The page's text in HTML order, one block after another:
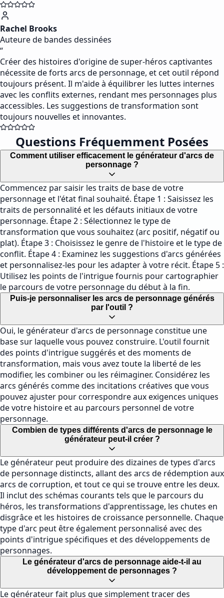
Rachel Brooks
Auteure de bandes dessinées
“
Créer des histoires d'origine de super-héros captivantes
nécessite de forts arcs de personnage, et cet outil répond
toujours présent. Il m'aide à équilibrer les luttes internes
avec les conflits externes, rendant mes personnages plus
accessibles. Les suggestions de transformation sont
toujours nouvelles et innovantes.
Questions Fréquemment Posées
Comment utiliser efficacement le générateur d'arcs de
personnage ?
Commencez par saisir les traits de base de votre
personnage et l'état final souhaité. Étape 1 : Saisissez les
traits de personnalité et les défauts initiaux de votre
personnage. Étape 2 : Sélectionnez le type de
transformation que vous souhaitez (arc positif, négatif ou
plat). Étape 3 : Choisissez le genre de l'histoire et le type de
conflit. Étape 4 : Examinez les suggestions d'arcs générées
et personnalisez-les pour les adapter à votre récit. Étape 5 :
Utilisez les points de l'intrigue fournis pour cartographier
le parcours de votre personnage du début à la fin.
Puis-je personnaliser les arcs de personnage générés
par l'outil ?
Oui, le générateur d'arcs de personnage constitue une
base sur laquelle vous pouvez construire. L'outil fournit
des points d'intrigue suggérés et des moments de
transformation, mais vous avez toute la liberté de les
modifier, les combiner ou les réimaginer. Considérez les
arcs générés comme des incitations créatives que vous
pouvez ajuster pour correspondre aux exigences uniques
de votre histoire et au parcours personnel de votre
personnage.
Combien de types différents d'arcs de personnage le
générateur peut-il créer ?
Le générateur peut produire des dizaines de types d'arcs
de personnage distincts, allant des arcs de rédemption aux
arcs de corruption, et tout ce qui se trouve entre les deux.
Il inclut des schémas courants tels que le parcours du
héros, les transformations d'apprentissage, les chutes en
disgrâce et les histoires de croissance personnelle. Chaque
type d'arc peut être également personnalisé avec des
points d'intrigue spécifiques et des développements de
personnages.
Le générateur d'arcs de personnage aide-t-il au
développement de personnages ?
Le générateur fait plus que simplement tracer des